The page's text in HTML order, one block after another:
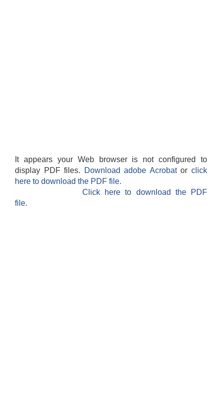
It appears your Web browser is not configured to
display PDF files.
Download adobe Acrobatorclick
here to download the PDF file.
Click here to download the PDF
file.